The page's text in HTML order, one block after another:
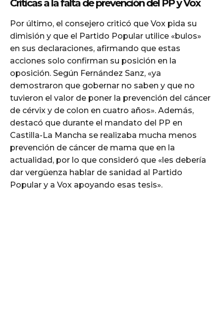
Críticas a la falta de prevención del PP y Vox
Por último, el consejero criticó que Vox pida su
dimisión y que el Partido Popular utilice «bulos»
en sus declaraciones, afirmando que estas
acciones solo confirman su posición en la
oposición. Según Fernández Sanz, «ya
demostraron que gobernar no saben y que no
tuvieron el valor de poner la prevención del cáncer
de cérvix y de colon en cuatro años». Además,
destacó que durante el mandato del PP en
Castilla-La Mancha se realizaba mucha menos
prevención de cáncer de mama que en la
actualidad, por lo que consideró que «les debería
dar vergüenza hablar de sanidad al Partido
Popular y a Vox apoyando esas tesis».